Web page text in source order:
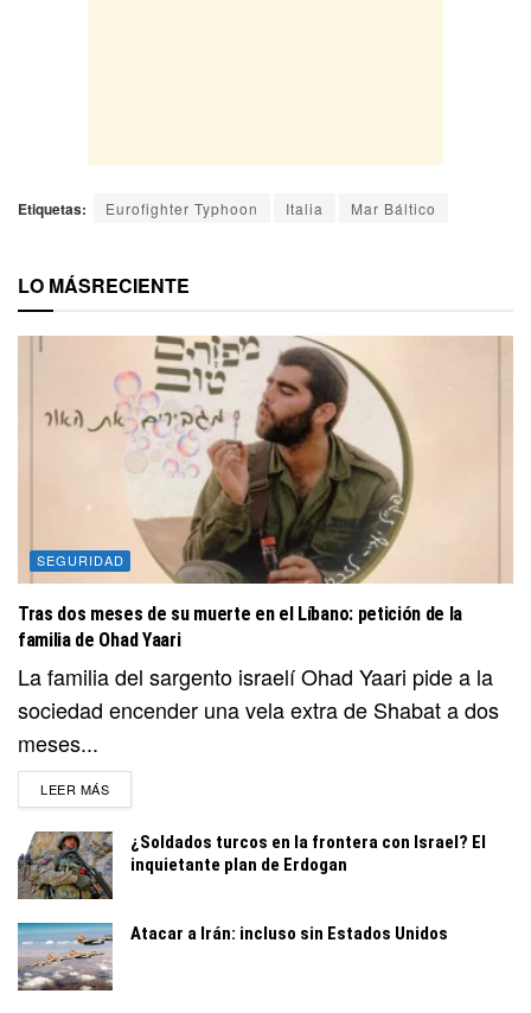
Etiquetas: Eurofighter Typhoon Italia Mar Báltico
LO MÁSRECIENTE
SEGURIDAD
Tras dos meses de su muerte en el Líbano: petición de la
familia de Ohad Yaari
La familia del sargento israelí Ohad Yaari pide a la
sociedad encender una vela extra de Shabat a dos
meses...
LEER MÁSDETAILS
¿Soldados turcos en la frontera con Israel? El
inquietante plan de Erdogan
Atacar a Irán: incluso sin Estados Unidos